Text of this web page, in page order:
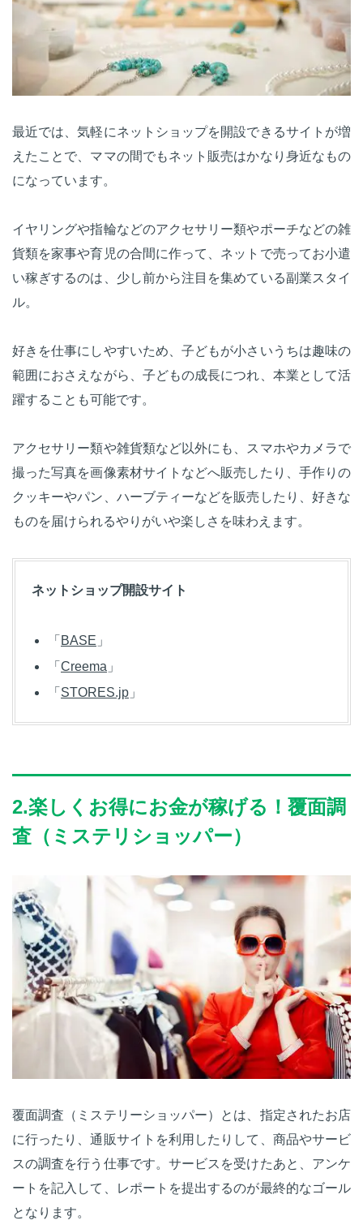
最近では、気軽にネットショップを開設できるサイトが増
えたことで、ママの間でもネット販売はかなり身近なもの
になっています。
イヤリングや指輪などのアクセサリー類やポーチなどの雑
貨類を家事や育児の合間に作って、ネットで売ってお小遣
い稼ぎするのは、少し前から注目を集めている副業スタイ
ル。
好きを仕事にしやすいため、子どもが小さいうちは趣味の
範囲におさえながら、子どもの成長につれ、本業として活
躍することも可能です。
アクセサリー類や雑貨類など以外にも、スマホやカメラで
撮った写真を画像素材サイトなどへ販売したり、手作りの
クッキーやパン、ハーブティーなどを販売したり、好きな
ものを届けられるやりがいや楽しさを味わえます。
ネットショップ開設サイト
「 BASE 」
「 Creema 」
「 STORES.jp 」
2.楽しくお得にお金が稼げる！覆面調
査（ミステリショッパー）
覆面調査（ミステリーショッパー）とは、指定されたお店
に行ったり、通販サイトを利用したりして、商品やサービ
スの調査を行う仕事です。サービスを受けたあと、アンケ
ートを記入して、レポートを提出するのが最終的なゴール
となります。